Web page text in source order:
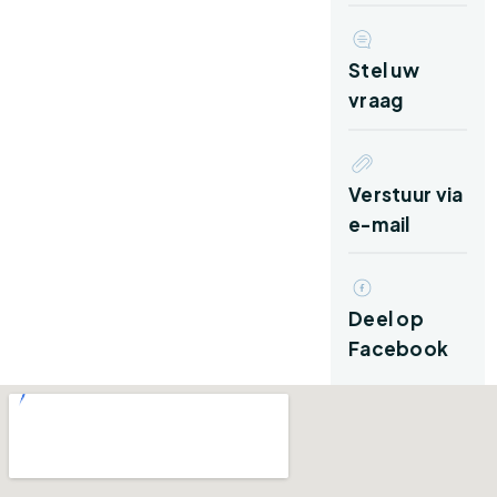
trapopgang, toilet en toegang tot de kelder.
Vanuit hier stap je de praktische bijkeuken
Vanuit deze bijkeuken kom je in de keuken met
ruim opgezet en heerlijk licht dankzij de grote
raampartijen aan de voor- en achterzijde. Er is
volop ruimte voor een comfortabele zithoek
kan gescheiden worden door glas in lood
Stel uw
vraag
Verstuur via
e-mail
Deel op
Facebook